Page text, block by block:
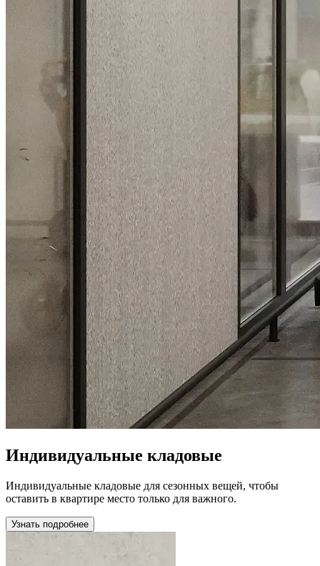
Индивидуальные кладовые
Индивидуальные кладовые для сезонных вещей, чтобы
оставить в квартире место только для важного.
Узнать подробнее